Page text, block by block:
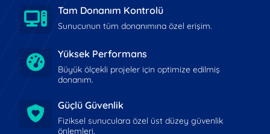
Tam Donanım Kontrolü
Sunucunun tüm donanımına özel erişim.
Yüksek Performans
Büyük ölçekli projeler için optimize edilmiş
donanım.
Güçlü Güvenlik
Fiziksel sunuculara özel üst düzey güvenlik
önlemleri.